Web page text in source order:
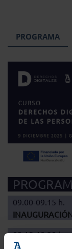
PROGRAMA
09.00-09.15 h.
09.15-10.30 h.
Marco legal de